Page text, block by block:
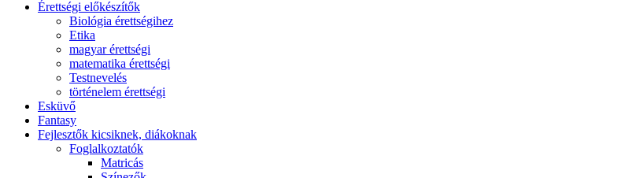
Érettségi előkészítők
Biológia érettségihez
Etika
magyar érettségi
matematika érettségi
Testnevelés
történelem érettségi
Esküvő
Fantasy
Fejlesztők kicsiknek, diákoknak
Foglalkoztatók
Matricás